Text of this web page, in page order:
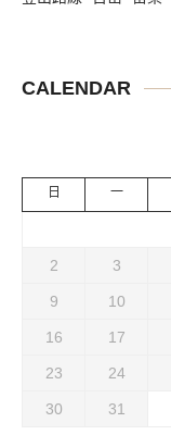
CALENDAR
日 一
2 3
9 10
16 17
23 24
30 31